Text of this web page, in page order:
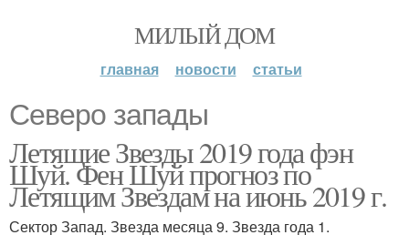
МИЛЫЙ ДОМ
главная новости статьи
Северо запады
Летящие Звезды 2019 года фэн
Шуй. Фен Шуй прогноз по
Летящим Звездам на июнь 2019 г.
Сектор Запад. Звезда месяца 9. Звезда года 1.